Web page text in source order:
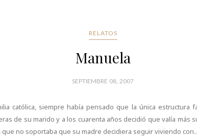
RELATOS
Manuela
SEPTIEMBRE 08, 2007
católica, siempre había pensado que la única estructura
de su marido y a los cuarenta años decidió que valía más
que no soportaba que su madre decidiera seguir viviendo